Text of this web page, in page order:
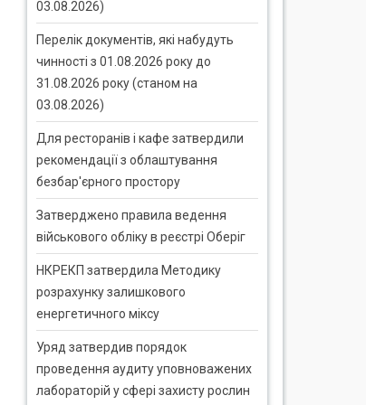
03.08.2026)
Перелік документів, які набудуть
чинності з 01.08.2026 року до
31.08.2026 року (станом на
03.08.2026)
Для ресторанів і кафе затвердили
рекомендації з облаштування
безбар'єрного простору
Затверджено правила ведення
військового обліку в реєстрі Оберіг
НКРЕКП затвердила Методику
розрахунку залишкового
енергетичного міксу
Уряд затвердив порядок
проведення аудиту уповноважених
лабораторій у сфері захисту рослин